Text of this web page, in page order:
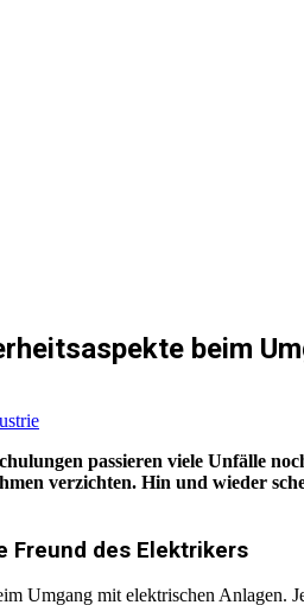
beim
passieren viele Unfälle
verzichten. Hin und wieder
Freund des Elektrikers
Umgang mit elektrischen Anlagen.